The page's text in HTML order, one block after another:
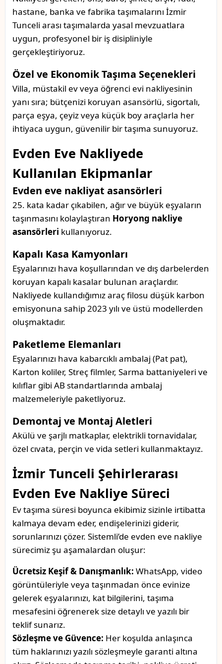
hastane, banka ve fabrika taşımalarını İzmir
Tunceli arası taşımalarda yasal mevzuatlara
uygun, profesyonel bir iş disipliniyle
gerçekleştiriyoruz.
Özel ve Ekonomik Taşıma Seçenekleri
Villa, müstakil ev veya öğrenci evi nakliyesinin
yanı sıra; bütçenizi koruyan asansörlü, sigortalı,
parça eşya, çeyiz veya küçük boy araçlarla her
ihtiyaca uygun, güvenilir bir taşıma sunuyoruz.
Evden Eve Nakliyede
Kullanılan Ekipmanlar
Evden eve nakliyat asansörleri
25. kata kadar çıkabilen, ağır ve büyük eşyaların
taşınmasını kolaylaştıran Horyong nakliye
asansörleri kullanıyoruz.
Kapalı Kasa Kamyonları
Eşyalarınızı hava koşullarından ve dış darbelerden
koruyan kapalı kasalar bulunan araçlardır.
Nakliyede kullandığımız araç filosu düşük karbon
emisyonuna sahip 2023 yılı ve üstü modellerden
oluşmaktadır.
Paketleme Elemanları
Eşyalarınızı hava kabarcıklı ambalaj (Pat pat),
Karton koliler, Streç filmler, Sarma battaniyeleri ve
kılıflar gibi AB standartlarında ambalaj
malzemeleriyle paketliyoruz.
Demontaj ve Montaj Aletleri
Akülü ve şarjlı matkaplar, elektrikli tornavidalar,
özel cıvata, perçin ve vida setleri kullanmaktayız.
İzmir Tunceli Şehirlerarası
Evden Eve Nakliye Süreci
Ev taşıma süresi boyunca ekibimiz sizinle irtibatta
kalmaya devam eder, endişelerinizi giderir,
sorunlarınızı çözer. Sistemli’de evden eve nakliye
sürecimiz şu aşamalardan oluşur:
Ücretsiz Keşif & Danışmanlık: WhatsApp, video
görüntüleriyle veya taşınmadan önce evinize
gelerek eşyalarınızı, kat bilgilerini, taşıma
mesafesini öğrenerek size detaylı ve yazılı bir
teklif sunarız.
Sözleşme ve Güvence: Her koşulda anlaşınca
tüm haklarınızı yazılı sözleşmeyle garanti altına